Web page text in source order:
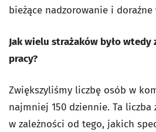
bieżące nadzorowanie i doraźne
Jak wielu strażaków było wtedy
pracy?
Zwiększyliśmy liczbę osób w
najmniej 150 dziennie. Ta liczba
w zależności od tego, jakich